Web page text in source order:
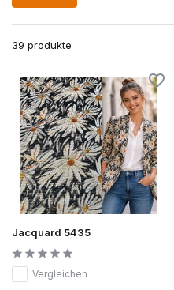
39 produkte
Jacquard 5435
Vergleichen